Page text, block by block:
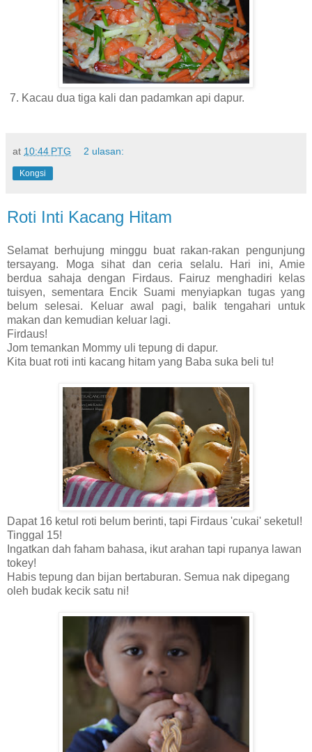
7. Kacau dua tiga kali dan padamkan api dapur.
at 10:44 PTG 2 ulasan:
Kongsi
Roti Inti Kacang Hitam
Selamat berhujung minggu buat rakan-rakan pengunjung
tersayang. Moga sihat dan ceria selalu. Hari ini, Amie
berdua sahaja dengan Firdaus. Fairuz menghadiri kelas
tuisyen, sementara Encik Suami menyiapkan tugas yang
belum selesai. Keluar awal pagi, balik tengahari untuk
makan dan kemudian keluar lagi.
Firdaus!
Jom temankan Mommy uli tepung di dapur.
Kita buat roti inti kacang hitam yang Baba suka beli tu!
Dapat 16 ketul roti belum berinti, tapi Firdaus 'cukai' seketul!
Tinggal 15!
Ingatkan dah faham bahasa, ikut arahan tapi rupanya lawan
tokey!
Habis tepung dan bijan bertaburan. Semua nak dipegang
oleh budak kecik satu ni!